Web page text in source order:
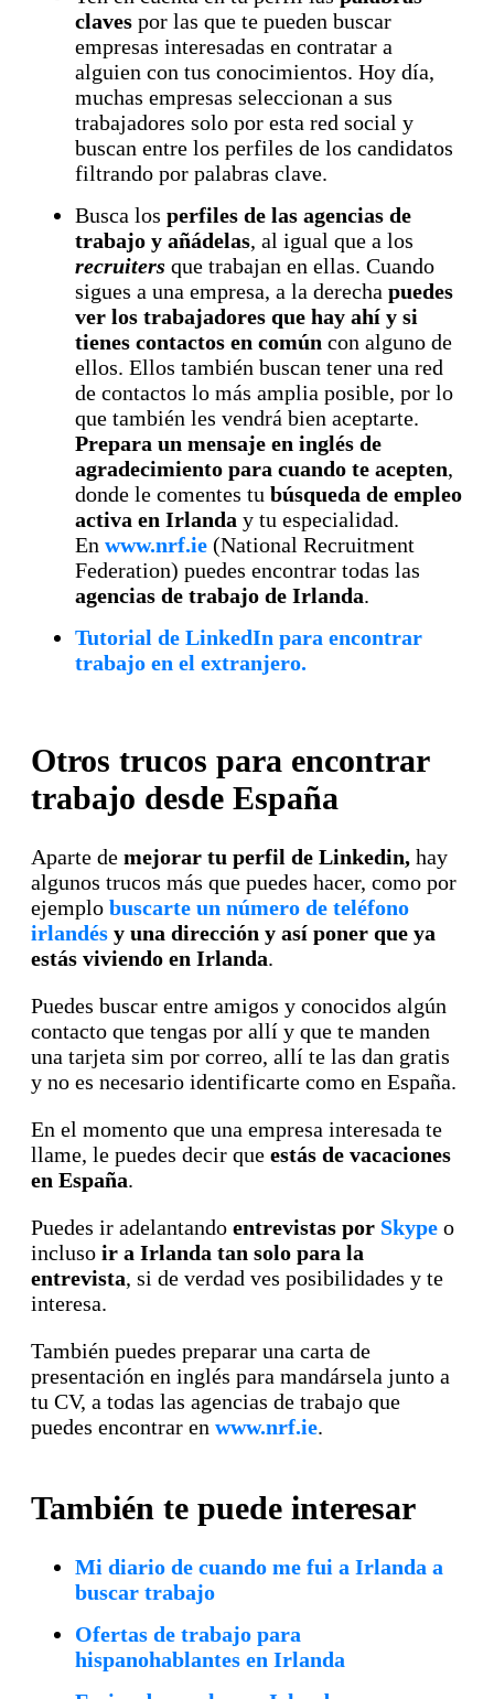
claves por las que te pueden buscar
empresas interesadas en contratar a
alguien con tus conocimientos. Hoy día,
muchas empresas seleccionan a sus
trabajadores solo por esta red social y
buscan entre los perfiles de los candidatos
filtrando por palabras clave.
Busca los perfiles de las agencias de
trabajo y añádelas, al igual que a los
recruiters que trabajan en ellas. Cuando
sigues a una empresa, a la derecha puedes
ver los trabajadores que hay ahí y si
tienes contactos en común con alguno de
ellos. Ellos también buscan tener una red
de contactos lo más amplia posible, por lo
que también les vendrá bien aceptarte.
Prepara un mensaje en inglés de
agradecimiento para cuando te acepten,
donde le comentes tu búsqueda de empleo
activa en Irlanda y tu especialidad.
En www.nrf.ie (National Recruitment
Federation) puedes encontrar todas las
agencias de trabajo de Irlanda.
Tutorial de LinkedIn para encontrar
trabajo en el extranjero.
Otros trucos para encontrar
trabajo desde España
Aparte de mejorar tu perfil de Linkedin, hay
algunos trucos más que puedes hacer, como por
ejemplo buscarte un número de teléfono
irlandés y una dirección y así poner que ya
estás viviendo en Irlanda.
Puedes buscar entre amigos y conocidos algún
contacto que tengas por allí y que te manden
una tarjeta sim por correo, allí te las dan gratis
y no es necesario identificarte como en España.
En el momento que una empresa interesada te
llame, le puedes decir que estás de vacaciones
en España.
Puedes ir adelantando entrevistas por Skype o
incluso ir a Irlanda tan solo para la
entrevista, si de verdad ves posibilidades y te
interesa.
También puedes preparar una carta de
presentación en inglés para mandársela junto a
tu CV, a todas las agencias de trabajo que
puedes encontrar en www.nrf.ie.
También te puede interesar
Mi diario de cuando me fui a Irlanda a
buscar trabajo
Ofertas de trabajo para
hispanohablantes en Irlanda